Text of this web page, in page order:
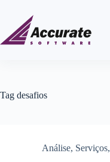
Tag desafios
Análise, Serviços,